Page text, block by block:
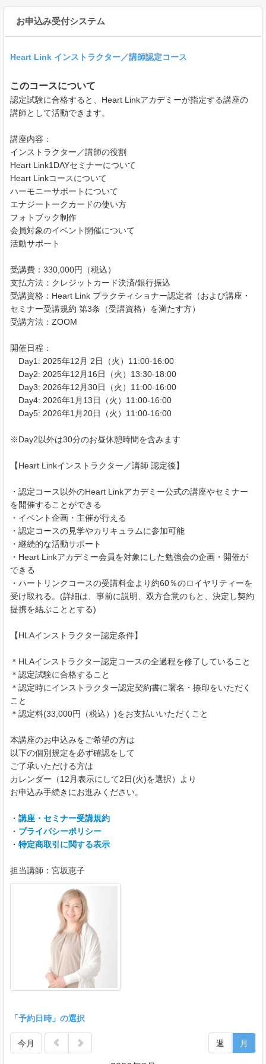
お申込み受付システム
Heart Link インストラクター／講師認定コース
このコースについて
認定試験に合格すると、Heart Linkアカデミーが指定する講座の
講師として活動できます。
講座内容：
インストラクター／講師の役割
Heart Link1DAYセミナーについて
Heart Linkコースについて
ハーモニーサポートについて
エナジートークカードの使い方
フォトブック制作
会員対象のイベント開催について
活動サポート
受講費：330,000円（税込）
支払方法：クレジットカード決済/銀行振込
受講資格：Heart Link プラクティショナー認定者（および講座・
セミナー受講規約 第3条（受講資格）を満たす方）
受講方法：ZOOM
開催日程：
Day1: 2025年12月 2日（火）11:00-16:00
Day2: 2025年12月16日（火）13:30-18:00
Day3: 2026年12月30日（火）11:00-16:00
Day4: 2026年1月13日（火）11:00-16:00
Day5: 2026年1月20日（火）11:00-16:00
※Day2以外は30分のお昼休憩時間を含みます
【Heart Linkインストラクター／講師 認定後】
・認定コース以外のHeart Linkアカデミー公式の講座やセミナー
を開催することができる
・イベント企画・主催が行える
・認定コースの見学やカリキュラムに参加可能
・継続的な活動サポート
・Heart Linkアカデミー会員を対象にした勉強会の企画・開催が
できる
・ハートリンクコースの受講料金より約60％のロイヤリティーを
受け取れる。(詳細は、事前に説明、双方合意のもと、決定し契約
提携を結ぶこととする)
【HLAインストラクター認定条件】
＊HLAインストラクター認定コースの全過程を修了していること
＊認定試験に合格すること
＊認定時にインストラクター認定契約書に署名・捺印をいただく
こと
＊認定料(33,000円（税込）)をお支払いいただくこと
本講座のお申込みをご希望の方は
以下の個別規定を必ず確認をして
ご了承いただける方は
カレンダー（12月表示にして2日(火)を選択）より
お申込み手続きにお進みください。
・ 講座・セミナー受講規約
・ プライバシーポリシー
・ 特定商取引に関する表示
担当講師：宮坂恵子
「予約日時」の選択
今月 週 月